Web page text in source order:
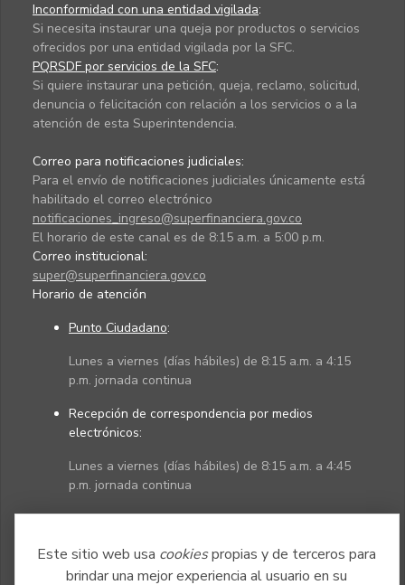
Este sitio web usa cookiespropias y de terceros para
brindar una mejor experiencia al usuario en su
Inconformidad con una entidad vigilada:
Si necesita instaurar una queja por productos o servicios
ofrecidos por una entidad vigilada por la SFC.
PQRSDF por servicios de la SFC:
Si quiere instaurar una petición, queja, reclamo, solicitud,
denuncia o felicitación con relación a los servicios o a la
atención de esta Superintendencia.
Correo para notificaciones judiciales:
Para el envío de notificaciones judiciales únicamente está
habilitado el correo electrónico
notificaciones_ingreso@superfinanciera.gov.co
El horario de este canal es de 8:15 a.m. a 5:00 p.m.
Correo institucional:
super@superfinanciera.gov.co
Horario de atención
Punto Ciudadano:
Lunes a viernes (días hábiles) de 8:15 a.m. a 4:15
p.m. jornada continua
Recepción de correspondencia por medios
electrónicos:
Lunes a viernes (días hábiles) de 8:15 a.m. a 4:45
p.m. jornada continua